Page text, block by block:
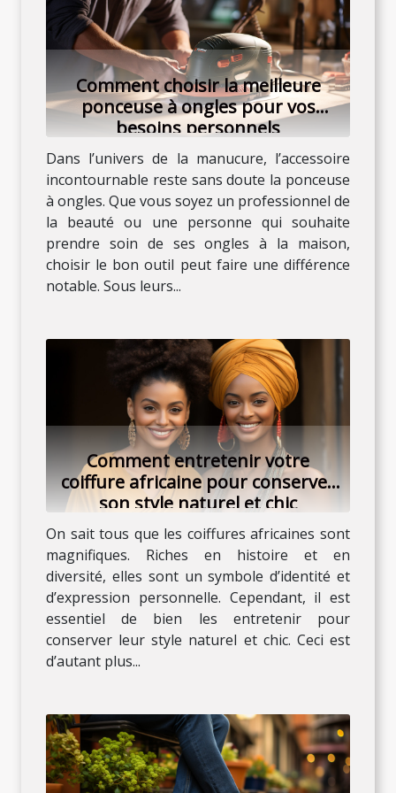
Comment choisir la meilleure
ponceuse à ongles pour vos
besoins personnels
Dans l’univers de la manucure, l’accessoire
incontournable reste sans doute la ponceuse
à ongles. Que vous soyez un professionnel de
la beauté ou une personne qui souhaite
prendre soin de ses ongles à la maison,
choisir le bon outil peut faire une différence
notable. Sous leurs...
Comment entretenir votre
coiffure africaine pour conserver
son style naturel et chic
On sait tous que les coiffures africaines sont
magnifiques. Riches en histoire et en
diversité, elles sont un symbole d’identité et
d’expression personnelle. Cependant, il est
essentiel de bien les entretenir pour
conserver leur style naturel et chic. Ceci est
d’autant plus...